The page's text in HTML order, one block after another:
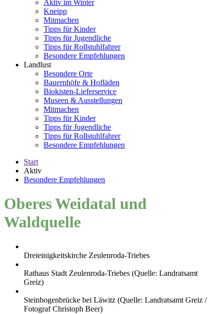
Aktiv im Winter
Kneipp
Mitmachen
Tipps für Kinder
Tipps für Jugendliche
Tipps für Rollstuhlfahrer
Besondere Empfehlungen
Landlust
Besondere Orte
Bauernhöfe & Hofläden
Biokisten-Lieferservice
Museen & Ausstellungen
Mitmachen
Tipps für Kinder
Tipps für Jugendliche
Tipps für Rollstuhlfahrer
Besondere Empfehlungen
Start
Aktiv
Besondere Empfehlungen
Oberes Weidatal und
Waldquelle
Dreieinigkeitskirche Zeulenroda-Triebes
Rathaus Stadt Zeulenroda-Triebes (Quelle: Landratsamt
Greiz)
Steinbogenbrücke bei Läwitz (Quelle: Landratsamt Greiz /
Fotograf Christoph Beer)